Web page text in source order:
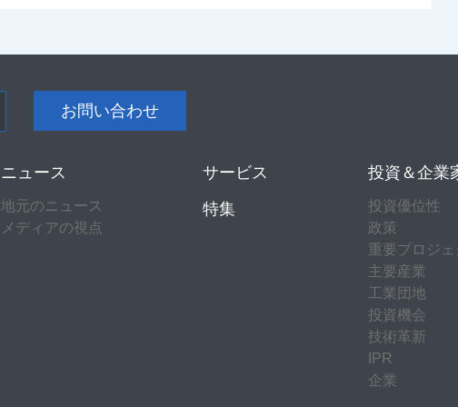
お問い合わせ
ニュース
地元のニュース
メディアの視点
サービス
特集
投資＆企業
投資優位性
政策
重要プロジェ
主要産業
工業団地
投資機会
技術革新
IPR
企業